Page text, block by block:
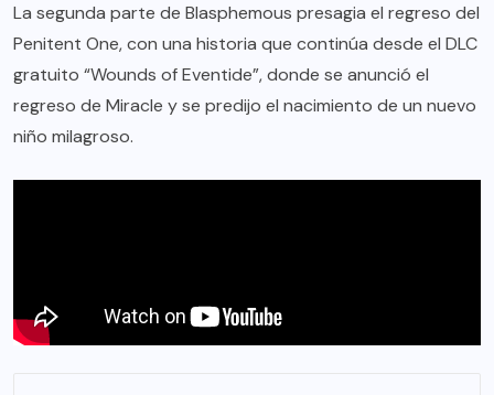
La segunda parte de Blasphemous presagia el regreso del
Penitent One, con una historia que continúa desde el DLC
gratuito “Wounds of Eventide”, donde se anunció el
regreso de Miracle y se predijo el nacimiento de un nuevo
niño milagroso.